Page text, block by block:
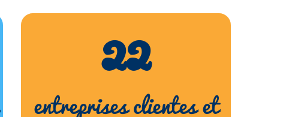
22
entreprises clientes et